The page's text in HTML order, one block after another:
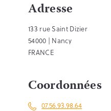
Adresse
133 rue Saint Dizier
54000 | Nancy
FRANCE
Coordonnées
07.56.93.98.64